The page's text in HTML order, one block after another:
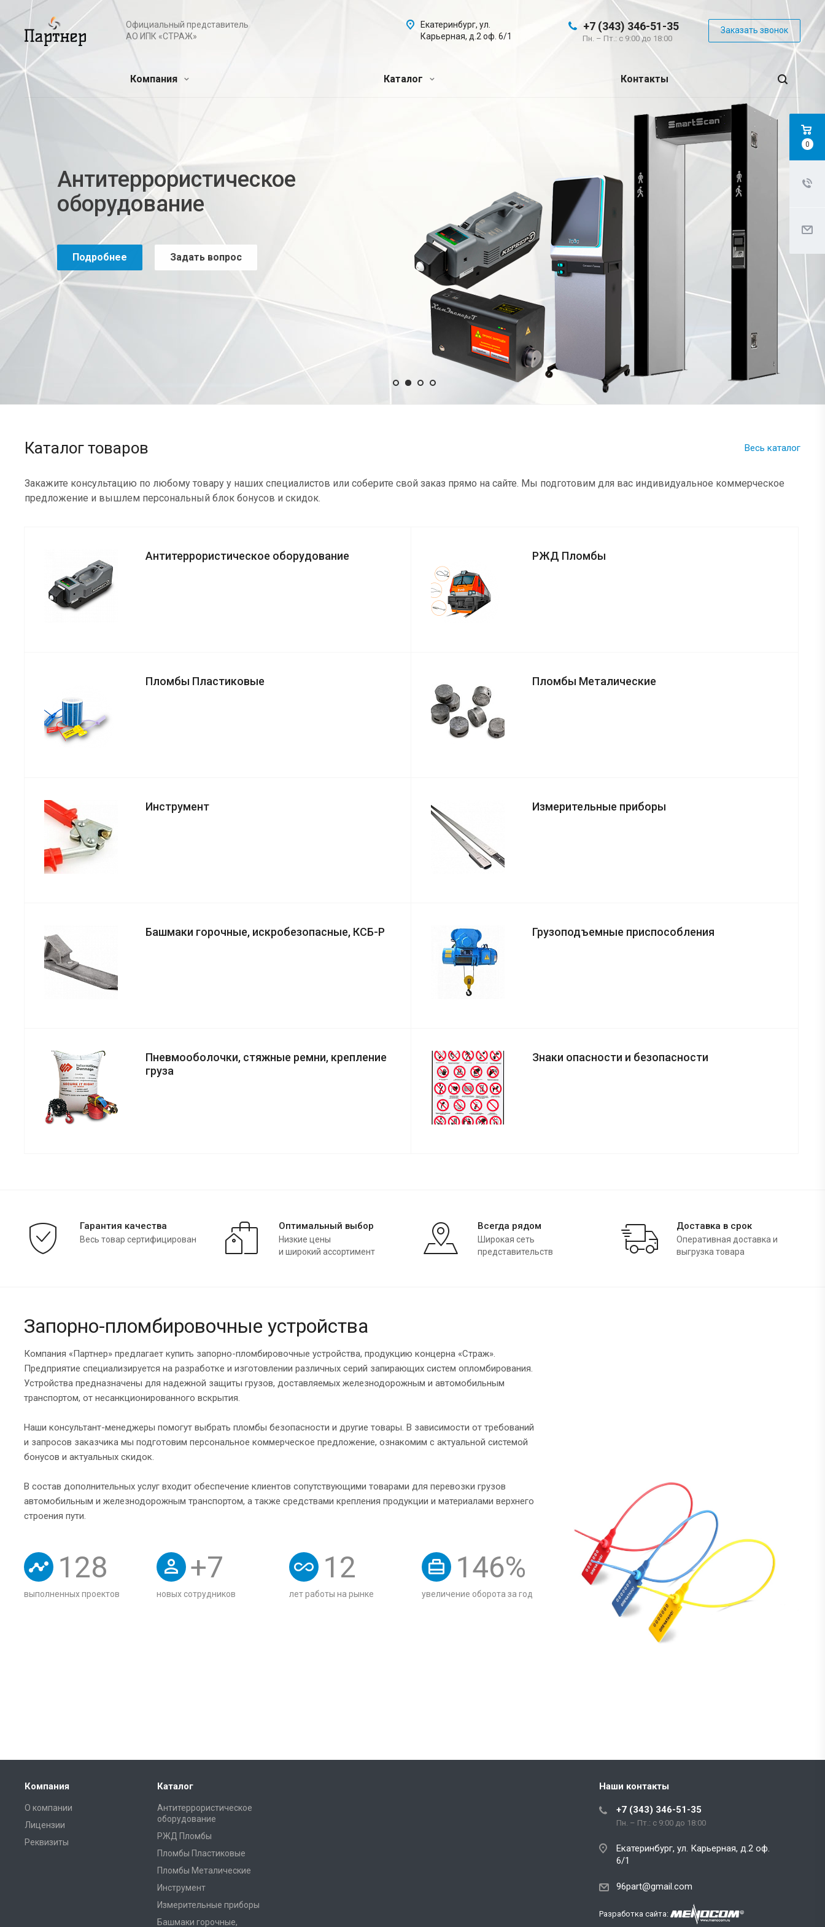
Официальный представитель
АО ИПК «СТРАЖ»
+7 (343) 346-51-35
Пн. – Пт.: с 9:00 до 18:00
Заказать звонок
Екатеринбург, ул.
Карьерная, д.2 оф. 6/1
Компания Каталог Контакты
Антитеррористическое
оборудование
Подробнее Задать вопрос
Весь каталог
Каталог товаров
Закажите консультацию по любому товару у наших специалистов или соберите свой заказ прямо на сайте. Мы подготовим для вас индивидуальное коммерческое
предложение и вышлем персональный блок бонусов и скидок.
Антитеррористическое оборудование РЖД Пломбы
Пломбы Пластиковые Пломбы Металические
Инструмент Измерительные приборы
Башмаки горочные, искробезопасные, КСБ-Р Грузоподъемные приспособления
Пневмооболочки, стяжные ремни, крепление
груза
Знаки опасности и безопасности
Гарантия качества
Весь товар сертифицирован
Оптимальный выбор
Низкие цены
и широкий ассортимент
Всегда рядом
Широкая сеть
представительств
Доставка в срок
Оперативная доставка и
выгрузка товара
Запорно-пломбировочные устройства
Компания «Партнер» предлагает купить запорно-пломбировочные устройства, продукцию концерна «Страж».
Предприятие специализируется на разработке и изготовлении различных серий запирающих систем опломбирования.
Устройства предназначены для надежной защиты грузов, доставляемых железнодорожным и автомобильным
транспортом, от несанкционированного вскрытия.
Наши консультант-менеджеры помогут выбрать пломбы безопасности и другие товары. В зависимости от требований
и запросов заказчика мы подготовим персональное коммерческое предложение, ознакомим с актуальной системой
бонусов и актуальных скидок.
В состав дополнительных услуг входит обеспечение клиентов сопутствующими товарами для перевозки грузов
автомобильным и железнодорожным транспортом, а также средствами крепления продукции и материалами верхнего
строения пути.
128
выполненных проектов
+7
новых сотрудников
12
лет работы на рынке
146%
увеличение оборота за год
Компания
О компании
Лицензии
Реквизиты
Каталог
Антитеррористическое
оборудование
РЖД Пломбы
Пломбы Пластиковые
Пломбы Металические
Инструмент
Измерительные приборы
Башмаки горочные,
Наши контакты
+7 (343) 346-51-35
Пн. – Пт.: с 9:00 до 18:00
Екатеринбург, ул. Карьерная, д.2 оф.
6/1
96part@gmail.com
Разработка сайта:
0